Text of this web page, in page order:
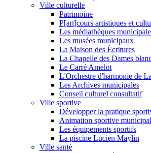
Ville culturelle
Patrimoine
P[art]cours artistiques et
Les médiathèques
Les musées municipaux
La Maison des Écritures
La Chapelle des Dames
Le Carré Amelot
L'Orchestre d'harmonie de
Les Archives municipales
Conseil culturel consultatif
Ville sportive
Développer la pratique
Animation sportive
Les équipements sportifs
La piscine Lucien Maylin
Ville santé